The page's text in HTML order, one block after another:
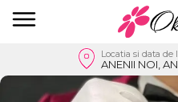
Locatia si data de
ANENII NOI,